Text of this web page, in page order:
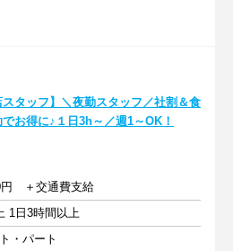
スタッフ】＼夜勤スタッフ／社割＆食
お得に♪１日3h～／週1～OK！
円 ＋交通費支給
1日3時間以上
・パート